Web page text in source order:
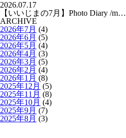
2026.07.17
【いいじまの7月】Photo Diary /m…
ARCHIVE
2026年7月 (4)
2026年6月 (5)
2026年5月 (4)
2026年4月 (3)
2026年3月 (5)
2026年2月 (4)
2026年1月 (8)
2025年12月 (5)
2025年11月 (8)
2025年10月 (4)
2025年9月 (7)
2025年8月 (3)